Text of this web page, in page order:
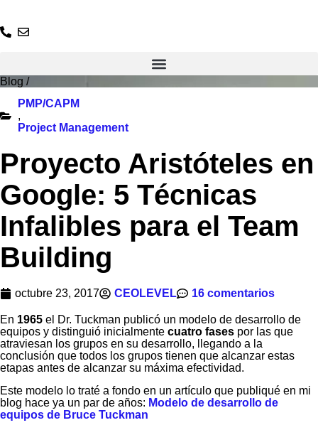
contenido
Blog /
PMP/CAPM
,
Project Management
Proyecto Aristóteles en
Google: 5 Técnicas
Infalibles para el Team
Building
octubre 23, 2017 CEOLEVEL 16 comentarios
En 1965 el Dr. Tuckman publicó un modelo de desarrollo de
equipos y distinguió inicialmente cuatro fases por las que
atraviesan los grupos en su desarrollo, llegando a la
conclusión que todos los grupos tienen que alcanzar estas
etapas antes de alcanzar su máxima efectividad.
Este modelo lo traté a fondo en un artículo que publiqué en mi
blog hace ya un par de años: Modelo de desarrollo de
equipos de Bruce Tuckman